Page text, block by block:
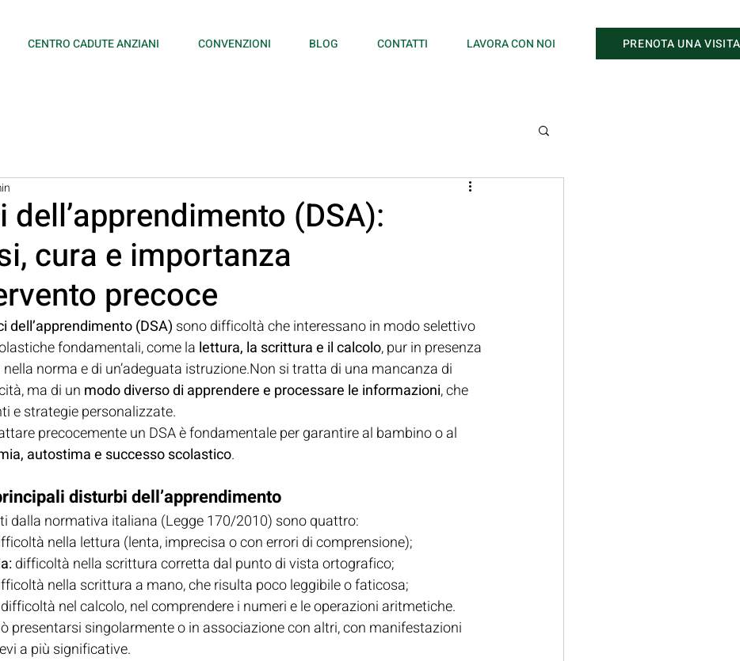
CENTRO CADUTE ANZIANI CONVENZIONI BLOG CONTATTI LAVORA CON NOI PRENOTA UNA VISITA
dell’apprendimento (DSA):
cura e importanza
precoce
dell’apprendimento (DSA) sono difficoltà che interessano in modo selettivo
fondamentali, come la lettura, la scrittura e il calcolo, pur in presenza
nella norma e di un’adeguata istruzione.Non si tratta di una mancanza di
ma di un modo diverso di apprendere e processare le informazioni, che
e strategie personalizzate.
precocemente un DSA è fondamentale per garantire al bambino o al
autostima e successo scolastico.
disturbi dell’apprendimento
dalla normativa italiana (Legge 170/2010) sono quattro:
nella lettura (lenta, imprecisa o con errori di comprensione);
difficoltà nella scrittura corretta dal punto di vista ortografico;
nella scrittura a mano, che risulta poco leggibile o faticosa;
difficoltà nel calcolo, nel comprendere i numeri e le operazioni aritmetiche.
presentarsi singolarmente o in associazione con altri, con manifestazioni
a più significative.